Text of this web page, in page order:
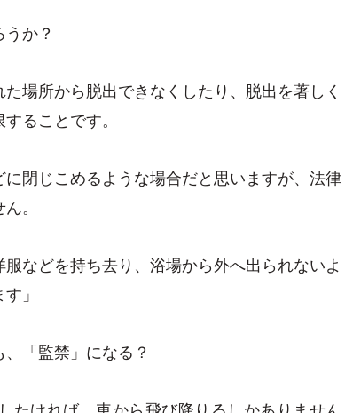
か？
場所から脱出できなくしたり、脱出を著しく
ることです。
閉じこめるような場合だと思いますが、法律
。
などを持ち去り、浴場から外へ出られないよ
」
「監禁」になる？
たければ、車から飛び降りるしかありません